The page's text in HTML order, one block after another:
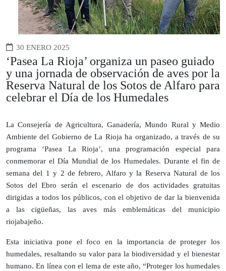
30 ENERO 2025
‘Pasea La Rioja’ organiza un paseo guiado
y una jornada de observación de aves por la
Reserva Natural de los Sotos de Alfaro para
celebrar el Día de los Humedales
La Consejería de Agricultura, Ganadería, Mundo Rural y Medio
Ambiente del Gobierno de La Rioja ha organizado, a través de su
programa ‘Pasea La Rioja’, una programación especial para
conmemorar el Día Mundial de los Humedales. Durante el fin de
semana del 1 y 2 de febrero, Alfaro y la Reserva Natural de los
Sotos del Ebro serán el escenario de dos actividades gratuitas
dirigidas a todos los públicos, con el objetivo de dar la bienvenida
a las cigüeñas, las aves más emblemáticas del municipio
riojabajeño.
Esta iniciativa pone el foco en la importancia de proteger los
humedales, resaltando su valor para la biodiversidad y el bienestar
humano. En línea con el lema de este año, “Proteger los humedales